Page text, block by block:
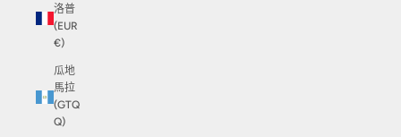
洛普
(EUR
€)
瓜地
馬拉
(GTQ
Q)